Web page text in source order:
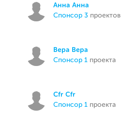
Анна Анна
спонсор 3 проектов
Вера Вера
спонсор 1 проекта
Cfr Cfr
спонсор 1 проекта